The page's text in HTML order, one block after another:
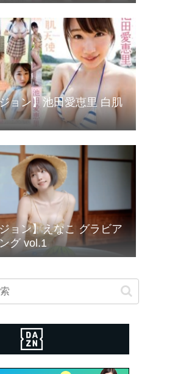
ョン】池田愛恵里 白肌
ョン】えなこ グラビア
グ vol.1